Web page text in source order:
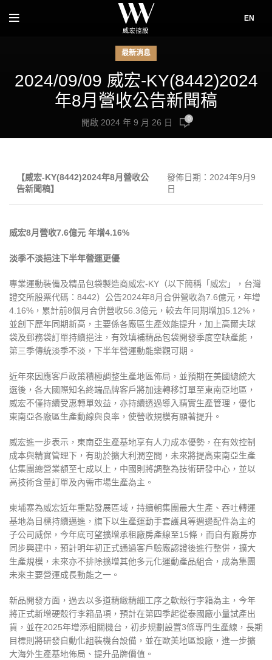
EN
最新消息
2024/09/09 威宏-KY(8442)2024
年8月營收公告新聞稿
開啟 2024 年 9 月 26 日 0
【威宏-KY(8442)2024年8月營收公
告新聞稿】
發佈日期：2024年9月9
日
威宏8月營收7.6億元 年增4.16%
淡季不淡挹注下半年營運更優
專業運動裝備及精品包袋製造商威宏-KY（以下簡稱「威宏」，台灣
證交所股票代碼：8442）公告2024年8月合併營收為7.6億元，年增
4.16%，累計前8個月合併營收56.3億元，較去年同期增加5.12%，
並創下歷年同期新高，主要係各廠區生產效能提升，加上高爾夫球
袋及郵務袋訂單持續挹注，有效填補精品包袋開發季度空缺產能，
第三季傳統淡季不淡，下半年營運動能樂觀可期。
近年來因應客戶政策積極調整生產地區佈局，並預期在美國總統大
選後，各大國際知名終端品牌客戶將加速轉移訂單至東南亞地區，
威宏不僅持續受惠轉單效益，亦持續透過導入精實生產管理，優化
東南亞各廠區生產動線與良率，使營收規模有顯著提升。
威宏進一步表示，東南亞生產基地享有人力成本優勢，在有效控制
成本與精實管理下，有助於擴大利潤空間，未來將提高東南亞生產
佔集團總營業額至七成以上，中國則將調整為技術研發中心，並以
高技術含量訂單及內需市場生產為主。
柬埔寨為威宏近年重點發展區域，持續朝集團最大生產、吞吐轉運
基地為目標持續邁進，旗下以生產運動手套護具等週邊配件為主的
子公司威保，今年底可望擴增承租廠房產線至15條，而自有廠房亦
同步興建中，預計明年初正式通過客戶驗廠認證後進行整併，擴大
生產規模，未來亦不排除擴增其他多元化運動產品組合，成為集團
未來主要營運成長動能之一。
新品開發方面，過去以多道精緻精細工序之軟殼行李箱為主，今年
將正式新增硬殼行李箱品項，預計在第四季起從泰國廠小量試產出
貨，並在2025年增添相關機台，初步規劃設置3條專門生產線，長期
目標則將研發自動化組裝機台設備，並在歐美地區設廠，進一步擴
大海外生產基地佈局、提升品牌價值。